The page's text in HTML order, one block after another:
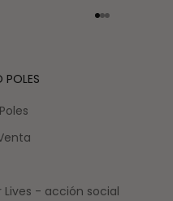
Ir al artículo 1
Ir al artículo 2
Ir al artículo 3
POLES
Lives - acción social